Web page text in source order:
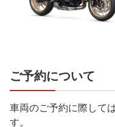
ご予約について
車両のご予約に際して
す。